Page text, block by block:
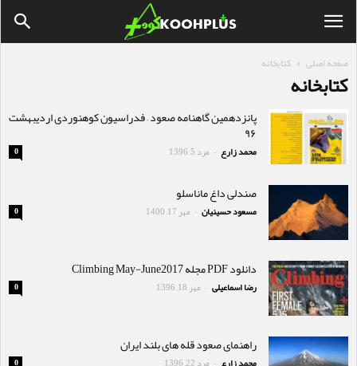
صفحه اصلی کتابخانه
کتابخانه
پانزدهمین گاهنامه صعود – فدراسیون کوهنوردی اردیبهشت
۹۶
محمد زارع - مرد 5, 1396 0
صندلی داغ ماناسلو
مسعود حسینیان - مهر 17, 1400 0
دانلود PDF مجله Climbing May-June2017
رضا اسماعیلی - مهر 18, 1396 0
راهنمای صعود قله های بلند ایران
-
0